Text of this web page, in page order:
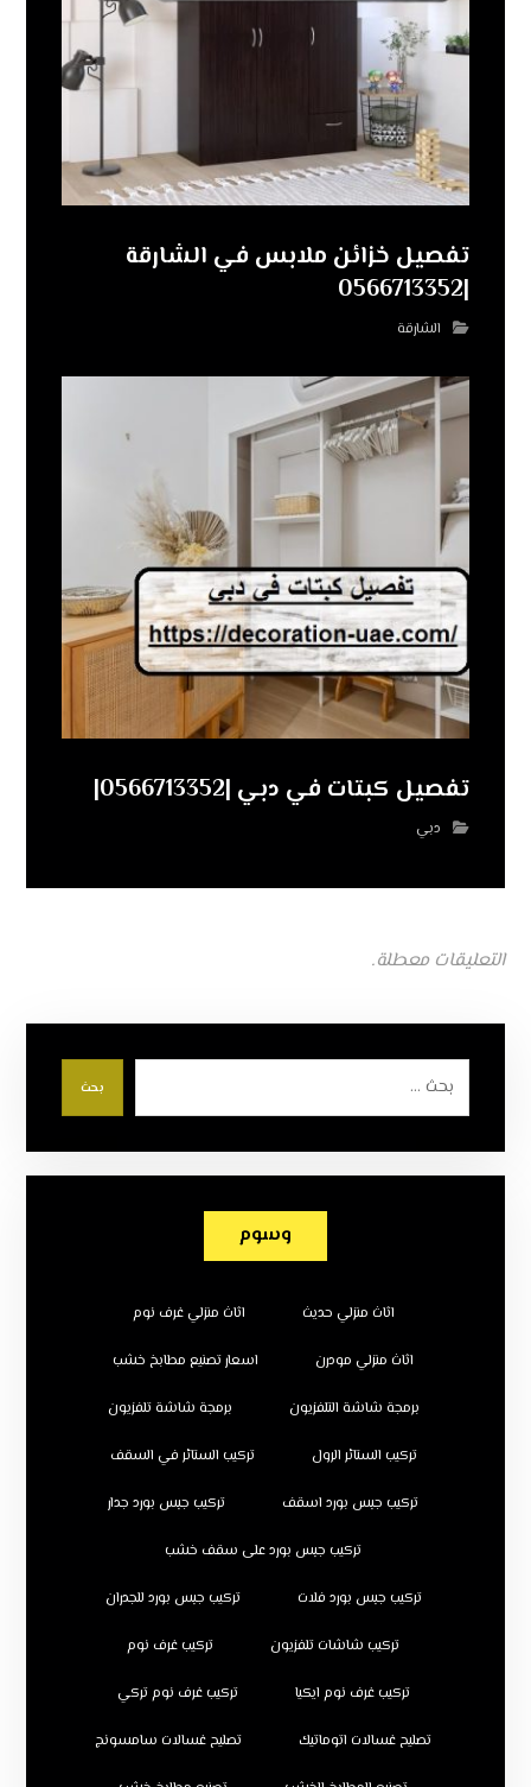
تفصيل خزائن ملابس في الشارقة
|0566713352
الشارقة
تفصيل كبتات في دبي |0566713352|
دبي
التعليقات معطلة.
بحث
وسوم
اثاث منزلي حديث اثاث منزلي غرف نوم
اثاث منزلي مودرن اسعار تصنيع مطابخ خشب
برمجة شاشة التلفزيون برمجة شاشة تلفزيون
تركيب الستائر الرول تركيب الستائر في السقف
تركيب جبس بورد اسقف تركيب جبس بورد جدار
تركيب جبس بورد على سقف خشب
تركيب جبس بورد فلات تركيب جبس بورد للجدران
تركيب شاشات تلفزيون تركيب غرف نوم
تركيب غرف نوم ايكيا تركيب غرف نوم تركي
تصليح غسالات اتوماتيك تصليح غسالات سامسونج